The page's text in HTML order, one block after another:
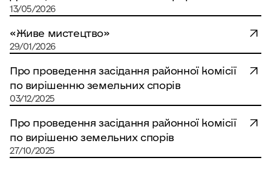
Комітет у справах сім’ї та молоді
Комітет по фізичній культурі і спорту
Управління праці та соціального захисту
населення
Відділ освіти
Фінансовий відділ
2010
2009
2008
2007
18
20
13/05/2026
«Живе мистецтво»
29/01/2026
Про проведення засідання районної комісії
по вирішенню земельних спорів
03/12/2025
Про проведення засідання районної комісії
по вирішеню земельних спорів
27/10/2025